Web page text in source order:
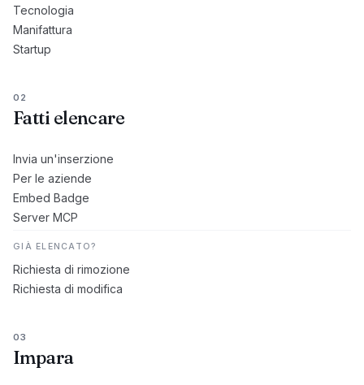
Tecnologia
Manifattura
Startup
02
Fatti elencare
Invia un'inserzione
Per le aziende
Embed Badge
Server MCP
GIÀ ELENCATO?
Richiesta di rimozione
Richiesta di modifica
03
Impara